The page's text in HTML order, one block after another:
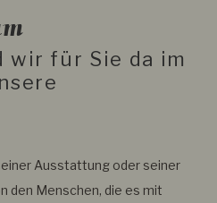
wir für Sie da im
Ausstattung oder seiner
den Menschen, die es mit